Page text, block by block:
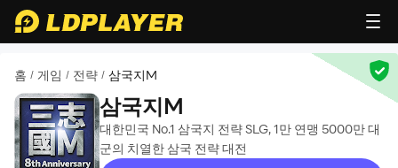
홈 / 게임 / 전략 / 삼국지M
삼국지M
대한민국 No.1 삼국지 전략 SLG, 1만 연맹 5000만 대
군의 치열한 삼국 전략 대전